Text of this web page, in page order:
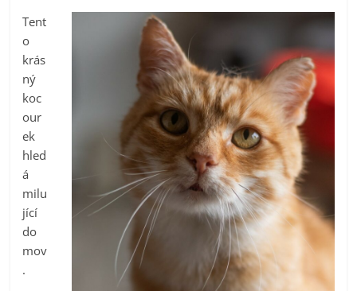
Tent
o
krás
ný
koc
our
ek
hled
á
milu
jící
do
mov
.